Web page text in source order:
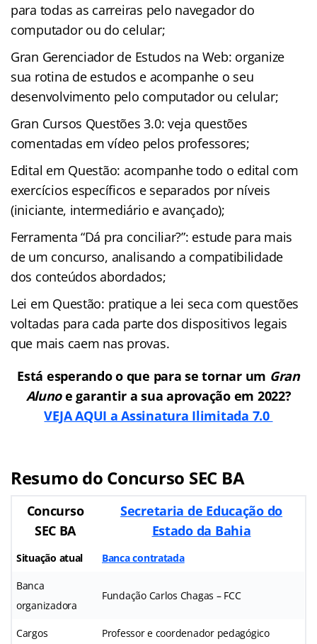
para todas as carreiras pelo navegador do
computador ou do celular;
Gran Gerenciador de Estudos na Web: organize
sua rotina de estudos e acompanhe o seu
desenvolvimento pelo computador ou celular;
Gran Cursos Questões 3.0: veja questões
comentadas em vídeo pelos professores;
Edital em Questão: acompanhe todo o edital com
exercícios específicos e separados por níveis
(iniciante, intermediário e avançado);
Ferramenta “Dá pra conciliar?”: estude para mais
de um concurso, analisando a compatibilidade
dos conteúdos abordados;
Lei em Questão: pratique a lei seca com questões
voltadas para cada parte dos dispositivos legais
que mais caem nas provas.
Está esperando o que para se tornar um Gran
Alunoe garantir a sua aprovação em 2022?
VEJA AQUI a Assinatura Ilimitada 7.0
Resumo do Concurso SEC BA
Concurso
SEC BA
Secretaria de Educação do
Estado da Bahia
Situação atual Banca contratada
Banca
organizadora
Fundação Carlos Chagas – FCC
Cargos Professor e coordenador pedagógico